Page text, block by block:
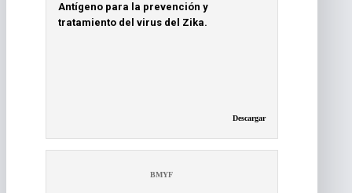
Antígeno para la prevención y
tratamiento del virus del Zika.
Descargar
BMYF